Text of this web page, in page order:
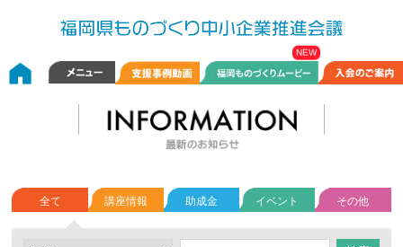
全て 講座情報 助成金 イベント その他